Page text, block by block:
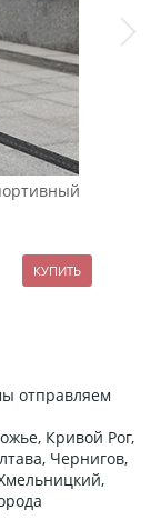
отправляем
Кривой Рог,
Чернигов,